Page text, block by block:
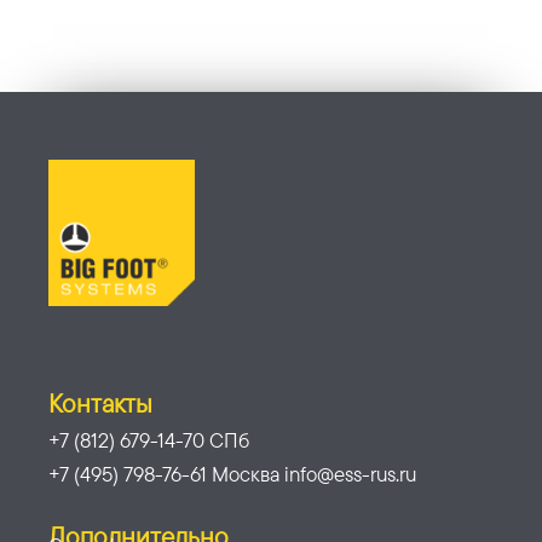
Контакты
+7 (812) 679-14-70 СПб
+7 (495) 798-76-61 Москва info@ess-rus.ru